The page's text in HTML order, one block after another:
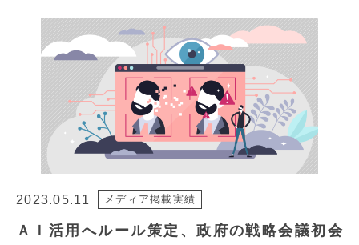
2023.05.11 メディア掲載実績
ＡＩ活用へルール策定、政府の戦略会議初会